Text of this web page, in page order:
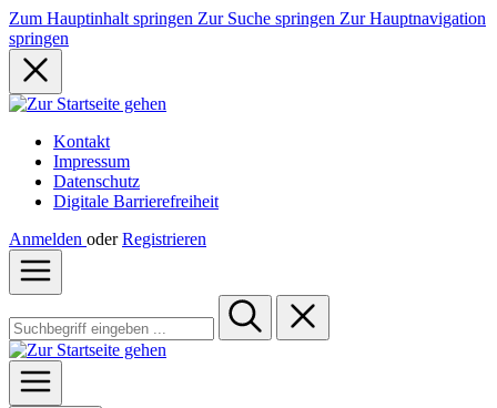
Zum Hauptinhalt springen Zur Suche springen Zur Hauptnavigation
springen
Kontakt
Impressum
Datenschutz
Digitale Barrierefreiheit
Anmelden oder Registrieren